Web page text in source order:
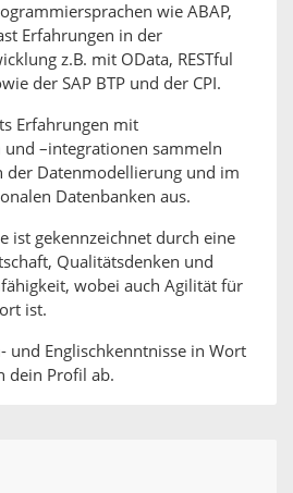
wie ABAP,
Erfahrungen in der
z.B. mit OData, RESTful
der SAP BTP und der CPI.
Erfahrungen mit
–integrationen sammeln
der Datenmodellierung und im
Datenbanken aus.
ist gekennzeichnet durch eine
Qualitätsdenken und
wobei auch Agilität für
ist.
und Englischkenntnisse in Wort
dein Profil ab.